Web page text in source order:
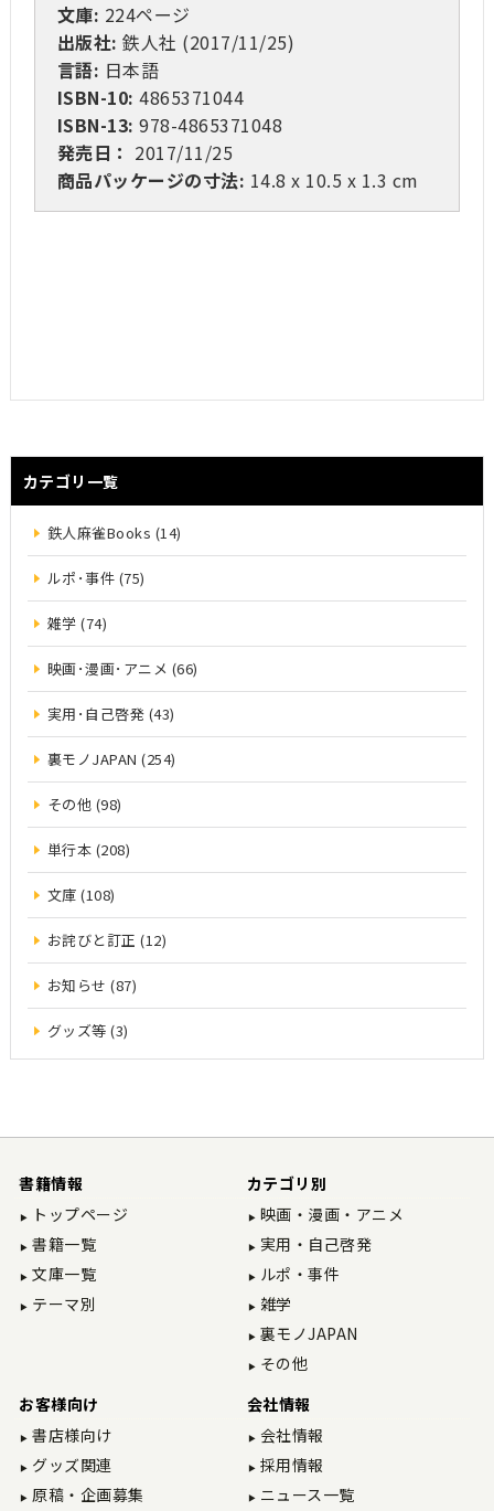
文庫: 224ページ
出版社: 鉄人社 (2017/11/25)
言語: 日本語
ISBN-10: 4865371044
ISBN-13: 978-4865371048
発売日： 2017/11/25
商品パッケージの寸法: 14.8 x 10.5 x 1.3 cm
カテゴリ一覧
鉄人麻雀Books (14)
ルポ･事件 (75)
雑学 (74)
映画･漫画･アニメ (66)
実用･自己啓発 (43)
裏モノJAPAN (254)
その他 (98)
単行本 (208)
文庫 (108)
お詫びと訂正 (12)
お知らせ (87)
グッズ等 (3)
書籍情報
トップページ
書籍一覧
文庫一覧
テーマ別
カテゴリ別
映画・漫画・アニメ
実用・自己啓発
ルポ・事件
雑学
裏モノJAPAN
その他
お客様向け
書店様向け
グッズ関連
原稿・企画募集
会社情報
会社情報
採用情報
ニュース一覧